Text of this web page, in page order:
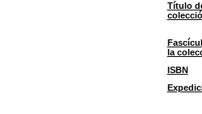
Título
la
ISBN